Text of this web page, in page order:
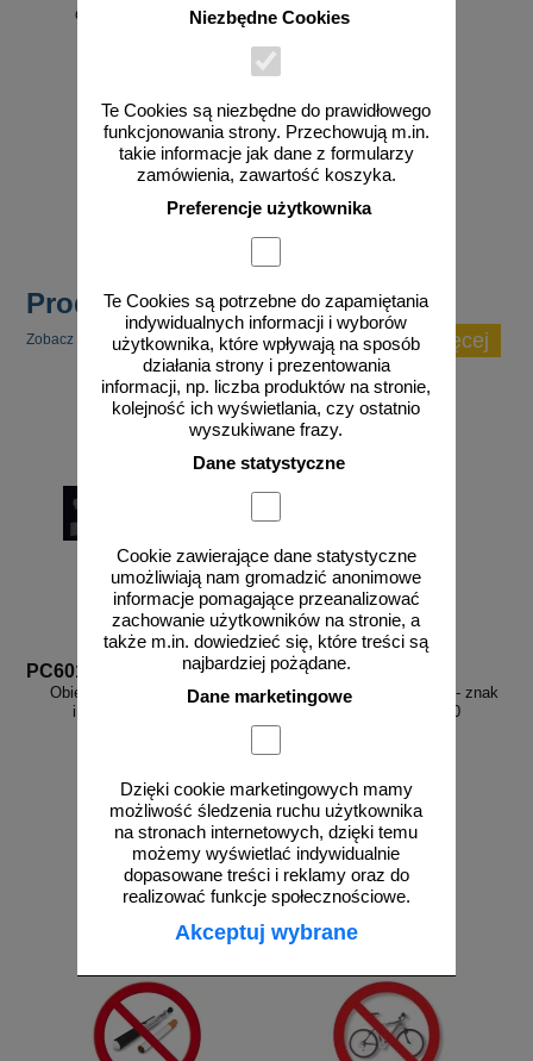
Niezbędne Cookies
Te Cookies są niezbędne do prawidłowego
funkcjonowania strony. Przechowują m.in.
takie informacje jak dane z formularzy
zamówienia, zawartość koszyka.
Preferencje użytkownika
Te Cookies są potrzebne do zapamiętania
indywidualnych informacji i wyborów
użytkownika, które wpływają na sposób
działania strony i prezentowania
informacji, np. liczba produktów na stronie,
kolejność ich wyświetlania, czy ostatnio
wyszukiwane frazy.
Dane statystyczne
Cookie zawierające dane statystyczne
umożliwiają nam gromadzić anonimowe
informacje pomagające przeanalizować
zachowanie użytkowników na stronie, a
także m.in. dowiedzieć się, które treści są
najbardziej pożądane.
Dane marketingowe
Dzięki cookie marketingowych mamy
możliwość śledzenia ruchu użytkownika
na stronach internetowych, dzięki temu
możemy wyświetlać indywidualnie
dopasowane treści i reklamy oraz do
realizować funkcje społecznościowe.
Akceptuj wybrane
do znaków - 100 szt.
od 58,04 zł
47,19 zł netto
do koszyka
Produkty popularne
Zobacz inne popularne produkty w tej kategorii. zobacz więcej
PC601
Obiekt monitorowany - znak
informacyjny - PC601
od 25,73 zł
20,92 zł netto
do koszyka
PC400
Posprzątaj po swoim psie - znak
informacyjny - PC400
od 20,04 zł
16,29 zł netto
do koszyka